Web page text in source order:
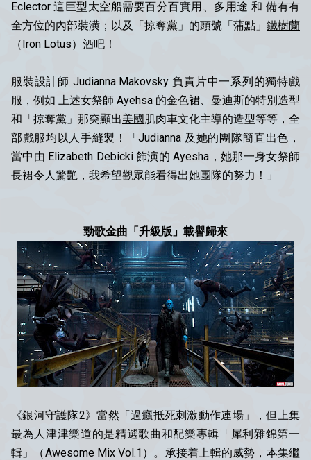
Eclector 這巨型太空船需要百分百實用、多用途 和 備有有
全方位的內部裝潢；以及「掠奪黨」的頭號「蒲點」 鐵樹蘭
（Iron Lotus）酒吧！
服裝設計師 Judianna Makovsky 負責片中一系列的獨特戲
服，例如 上述女祭師 Ayehsa 的金色裙、 曼迪斯的特別造型
和「掠奪黨」那突顯出美國肌肉車文化主導的造型等等，全
部戲服均以人手縫製！「Judianna 及她的團隊簡直出色，
當中由 Elizabeth Debicki 飾演的 Ayesha，她那一身女祭師
長裙令人驚艷，我希望觀眾能看得出她團隊的努力！」
勁歌金曲「升級版」載譽歸來
《銀河守護隊2》當然「過癮抵死刺激動作連場」，但上集
最為人津津樂道的是精選歌曲和配樂專輯「犀利雜錦第一
輯」（Awesome Mix Vol.1）。承接着上輯的威勢，本集繼